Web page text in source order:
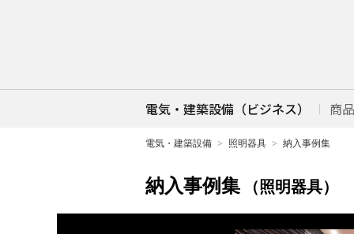
電気・建築設備（ビジネス） 商
電気・建築設備 照明器具 納入事例集
納入事例集 （照明器具）